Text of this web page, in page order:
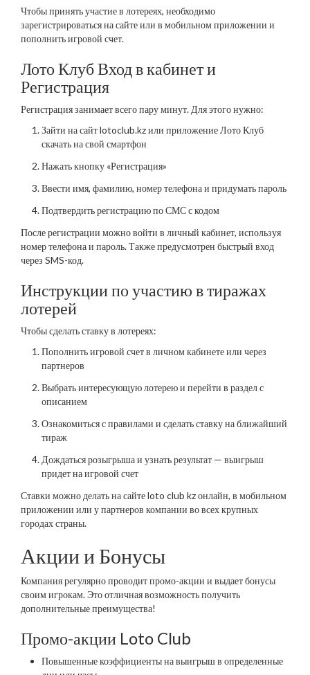
Чтобы принять участие в лотереях, необходимо
зарегистрироваться на сайте или в мобильном приложении и
пополнить игровой счет.
Лото Клуб Вход в кабинет и
Регистрация
Регистрация занимает всего пару минут. Для этого нужно:
Зайти на сайт lotoclub.kz или приложение Лото Клуб
скачать на свой смартфон
Нажать кнопку «Регистрация»
Ввести имя, фамилию, номер телефона и придумать пароль
Подтвердить регистрацию по СМС с кодом
После регистрации можно войти в личный кабинет, используя
номер телефона и пароль. Также предусмотрен быстрый вход
через SMS-код.
Инструкции по участию в тиражах
лотерей
Чтобы сделать ставку в лотереях:
Пополнить игровой счет в личном кабинете или через
партнеров
Выбрать интересующую лотерею и перейти в раздел с
описанием
Ознакомиться с правилами и сделать ставку на ближайший
тираж
Дождаться розыгрыша и узнать результат — выигрыш
придет на игровой счет
Ставки можно делать на сайте loto club kz онлайн, в мобильном
приложении или у партнеров компании во всех крупных
городах страны.
Акции и Бонусы
Компания регулярно проводит промо-акции и выдает бонусы
своим игрокам. Это отличная возможность получить
дополнительные преимущества!
Промо-акции Loto Club
Повышенные коэффициенты на выигрыш в определенные